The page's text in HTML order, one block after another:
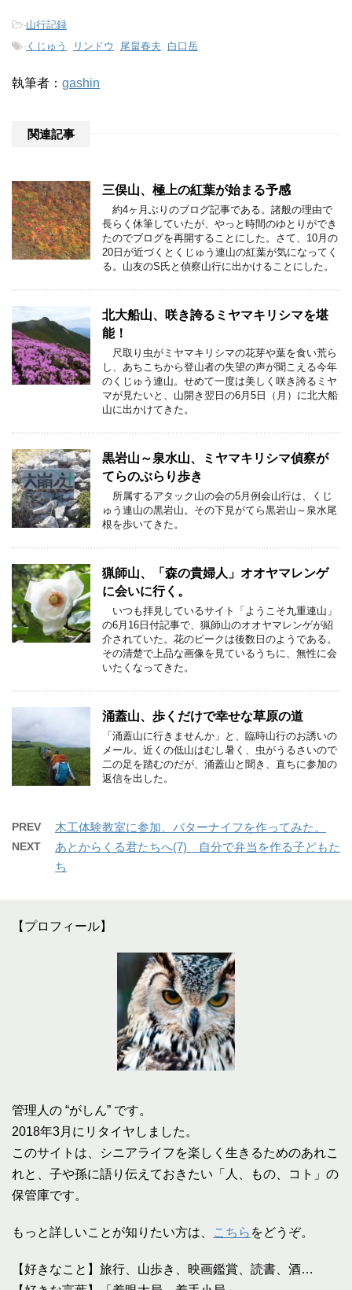
-山行記録
- くじゅう , リンドウ , 尾畠春夫, 白口岳
執筆者： gashin
関連記事
三俣山、極上の紅葉が始まる予感
約4ヶ月ぶりのブログ記事である。諸般の理由で
長らく休筆していたが、やっと時間のゆとりができ
たのでブログを再開することにした。さて、10月の
20日が近づくとくじゅう連山の紅葉が気になってく
る。山友のS氏と偵察山行に出かけることにした。
北大船山、咲き誇るミヤマキリシマを堪
能！
尺取り虫がミヤマキリシマの花芽や葉を食い荒ら
し、あちこちから登山者の失望の声が聞こえる今年
のくじゅう連山。せめて一度は美しく咲き誇るミヤ
マが見たいと、山開き翌日の6月5日（月）に北大船
山に出かけてきた。
黒岩山～泉水山、ミヤマキリシマ偵察が
てらのぶらり歩き
所属するアタック山の会の5月例会山行は、くじ
ゅう連山の黒岩山。その下見がてら黒岩山～泉水尾
根を歩いてきた。
猟師山、「森の貴婦人」オオヤマレンゲ
に会いに行く。
いつも拝見しているサイト「ようこそ九重連山」
の6月16日付記事で、猟師山のオオヤマレンゲが紹
介されていた。花のピークは後数日のようである。
その清楚で上品な画像を見ているうちに、無性に会
いたくなってきた。
涌蓋山、歩くだけで幸せな草原の道
「涌蓋山に行きませんか」と、臨時山行のお誘いの
メール。近くの低山はむし暑く、虫がうるさいので
二の足を踏むのだが、涌蓋山と聞き、直ちに参加の
返信を出した。
PREV 木工体験教室に参加、バターナイフを作ってみた。
NEXT
あとからくる君たちへ(7) 自分で弁当を作る子どもた
ち
【プロフィール】
管理人の “がしん” です。
2018年3月にリタイヤしました。
このサイトは、シニアライフを楽しく生きるためのあれこ
れと、子や孫に語り伝えておきたい「人、もの、コト」の
保管庫です。
もっと詳しいことが知りたい方は、 こちら をどうぞ。
【好きなこと】旅行、山歩き、映画鑑賞、読書、酒…